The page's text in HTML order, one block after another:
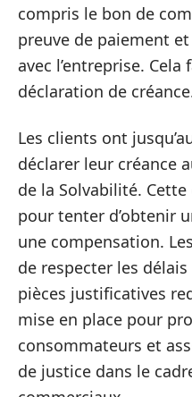
compris le bon de
preuve de paiement
avec l’entreprise.
déclaration de
Les clients ont
déclarer leur créance
de la Solvabilité.
pour tenter d’obtenir
une compensation.
de respecter les
pièces justificatives
mise en place pour
consommateurs et
de justice dans le